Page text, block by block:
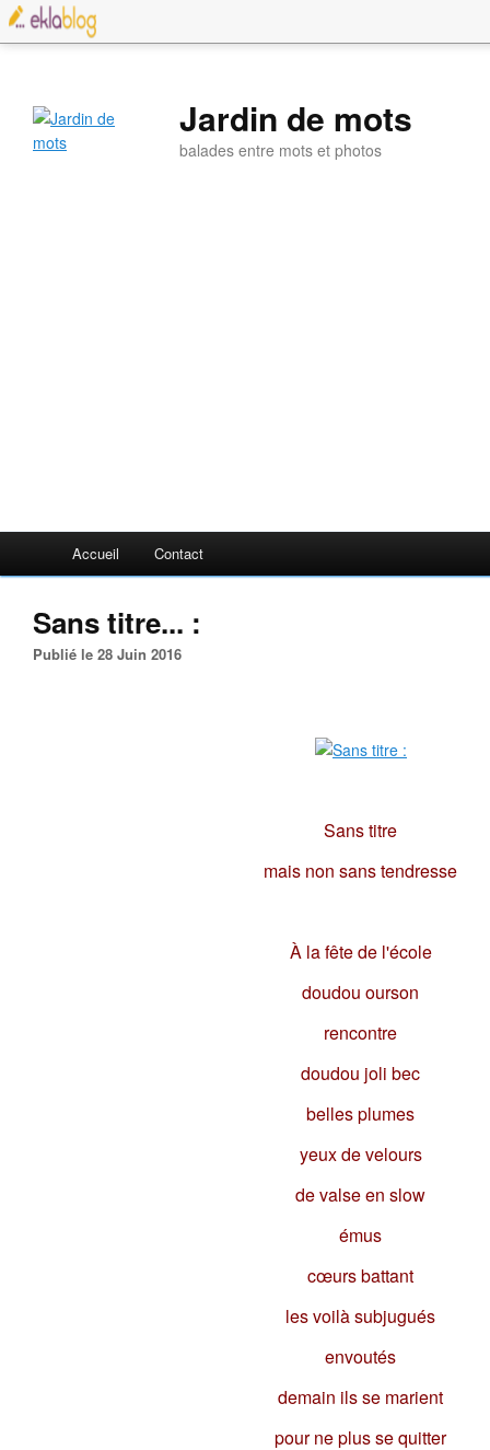
Jardin de mots
balades entre mots et photos
Accueil Contact
Sans titre... :
Publié le 28 Juin 2016
Sans titre
mais non sans tendresse
À la fête de l'école
doudou ourson
rencontre
doudou joli bec
belles plumes
yeux de velours
de valse en slow
émus
cœurs battant
les voilà subjugués
envoutés
demain ils se marient
pour ne plus se quitter